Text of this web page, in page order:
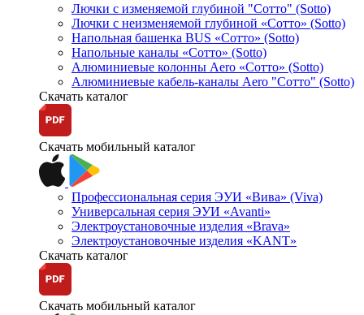
Лючки с изменяемой глубиной "Сотто" (Sotto)
Лючки с неизменяемой глубиной «Сотто» (Sotto)
Напольная башенка BUS «Сотто» (Sotto)
Напольные каналы «Сотто» (Sotto)
Алюминиевые колонны Aero «Сотто» (Sotto)
Алюминиевые кабель-каналы Aero "Сотто" (Sotto)
Скачать каталог
Скачать мобильный каталог
Профессиональная серия ЭУИ «Вива» (Viva)
Универсальная серия ЭУИ «Avanti»
Электроустановочные изделия «Brava»
Электроустановочные изделия «KANT»
Скачать каталог
Скачать мобильный каталог